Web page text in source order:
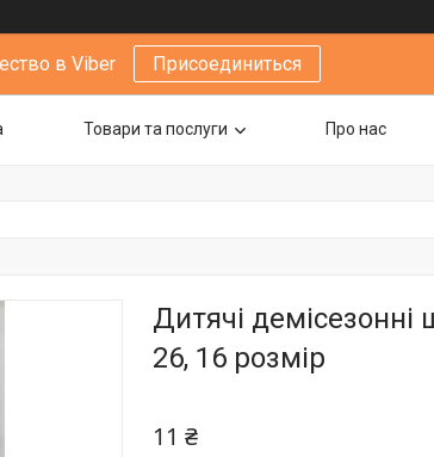
в Viber Присоединиться
Товари та послуги Про нас
Дитячі
26, 16 розмір
11 ₴